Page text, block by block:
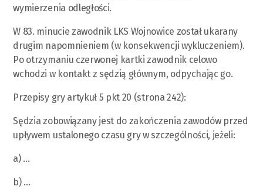
wymierzenia odległości.
W 83. minucie zawodnik LKS Wojnowice został ukarany
drugim napomnieniem (w konsekwencji wykluczeniem).
Po otrzymaniu czerwonej kartki zawodnik celowo
wchodzi w kontakt z sędzią głównym, odpychając go.
Przepisy gry artykuł 5 pkt 20 (strona 242):
Sędzia zobowiązany jest do zakończenia zawodów przed
upływem ustalonego czasu gry w szczególności, jeżeli:
a) …
b) …